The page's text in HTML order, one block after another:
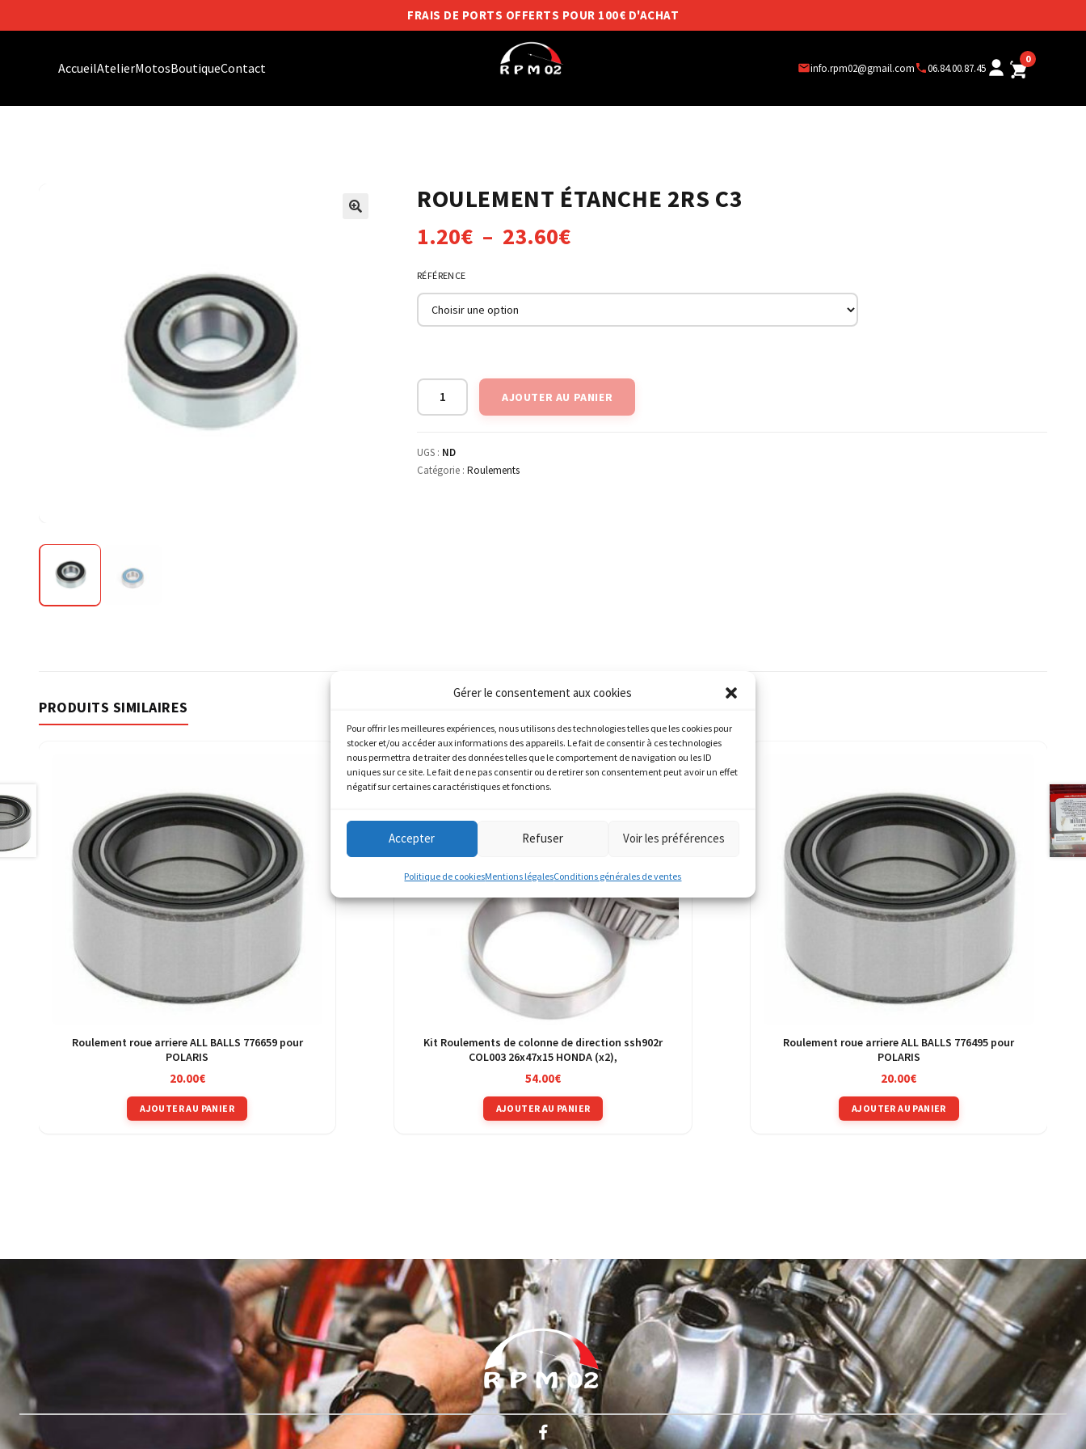
Gérer le consentement aux cookies
Pour offrir les meilleures expériences, nous utilisons des technologies telles que les cookies pour
stocker et/ou accéder aux informations des appareils. Le fait de consentir à ces technologies
nous permettra de traiter des données telles que le comportement de navigation ou les ID
uniques sur ce site. Le fait de ne pas consentir ou de retirer son consentement peut avoir un effet
négatif sur certaines caractéristiques et fonctions.
Accepter Refuser Voir les préférences
Politique de cookiesMentions légalesConditions générales de ventes
FRAIS DE PORTS OFFERTS POUR 100€ D'ACHAT
AccueilAtelierMotosBoutiqueContact info.rpm02@gmail.com 06.84.00.87.45
0
ROULEMENT ÉTANCHE 2RS C3
1.20€ – 23.60€Plage
à
RÉFÉRENCE
AJOUTER AU PANIER
UGS : ND
Catégorie : Roulements
PRODUITS SIMILAIRES
Roulement roue arriere ALL BALLS 776659 pour
POLARIS
20.00€
AJOUTER AU PANIER
Kit Roulements de colonne de direction ssh902r
COL003 26x47x15 HONDA (x2),
54.00€
AJOUTER AU PANIER
Roulement roue arriere ALL BALLS 776495 pour
POLARIS
20.00€
AJOUTER AU PANIER